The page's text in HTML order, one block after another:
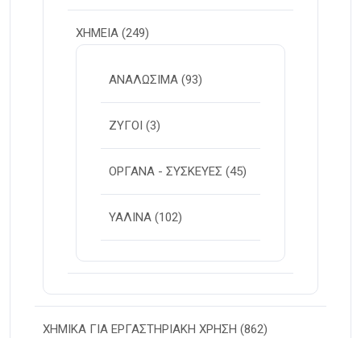
ΧΗΜΕΙΑ (249)
ΑΝΑΛΩΣΙΜΑ (93)
ΖΥΓΟΙ (3)
ΟΡΓΑΝΑ - ΣΥΣΚΕΥΕΣ (45)
ΥΑΛΙΝΑ (102)
ΧΗΜΙΚΑ ΓΙΑ ΕΡΓΑΣΤΗΡΙΑΚΗ ΧΡΗΣΗ (862)